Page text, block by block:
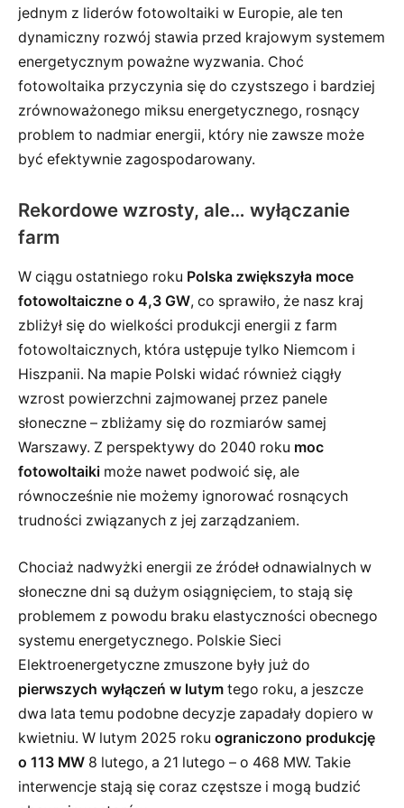
jednym z liderów fotowoltaiki w Europie, ale ten
dynamiczny rozwój stawia przed krajowym systemem
energetycznym poważne wyzwania. Choć
fotowoltaika przyczynia się do czystszego i bardziej
zrównoważonego miksu energetycznego, rosnący
problem to nadmiar energii, który nie zawsze może
być efektywnie zagospodarowany.
Rekordowe wzrosty, ale… wyłączanie
farm
W ciągu ostatniego roku Polska zwiększyła moce
fotowoltaiczne o 4,3 GW, co sprawiło, że nasz kraj
zbliżył się do wielkości produkcji energii z farm
fotowoltaicznych, która ustępuje tylko Niemcom i
Hiszpanii. Na mapie Polski widać również ciągły
wzrost powierzchni zajmowanej przez panele
słoneczne – zbliżamy się do rozmiarów samej
Warszawy. Z perspektywy do 2040 roku moc
fotowoltaiki może nawet podwoić się, ale
równocześnie nie możemy ignorować rosnących
trudności związanych z jej zarządzaniem.
Chociaż nadwyżki energii ze źródeł odnawialnych w
słoneczne dni są dużym osiągnięciem, to stają się
problemem z powodu braku elastyczności obecnego
systemu energetycznego. Polskie Sieci
Elektroenergetyczne zmuszone były już do
pierwszych wyłączeń w lutym tego roku, a jeszcze
dwa lata temu podobne decyzje zapadały dopiero w
kwietniu. W lutym 2025 roku ograniczono produkcję
o 113 MW 8 lutego, a 21 lutego – o 468 MW. Takie
interwencje stają się coraz częstsze i mogą budzić